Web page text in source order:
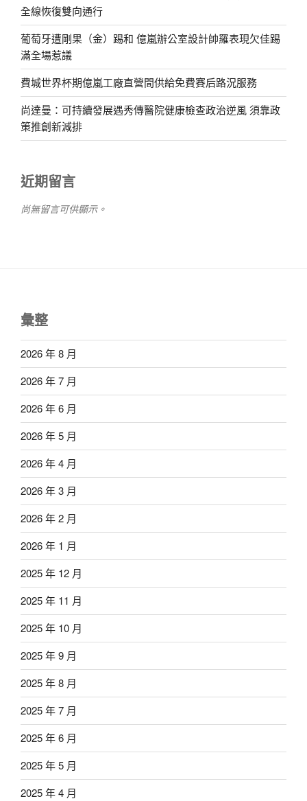
全線恢復雙向通行
葡萄牙遭剛果（金）踢和 億嵐辦公室設計帥羅表現欠佳踢
滿全場惹議
費城世界杯期億嵐工廠直營間供給免費賽后路況服務
尚達曼：可持續發展遇秀傳醫院健康檢查政治逆風 須靠政
策推創新減排
近期留言
尚無留言可供顯示。
彙整
2026 年 8 月
2026 年 7 月
2026 年 6 月
2026 年 5 月
2026 年 4 月
2026 年 3 月
2026 年 2 月
2026 年 1 月
2025 年 12 月
2025 年 11 月
2025 年 10 月
2025 年 9 月
2025 年 8 月
2025 年 7 月
2025 年 6 月
2025 年 5 月
2025 年 4 月